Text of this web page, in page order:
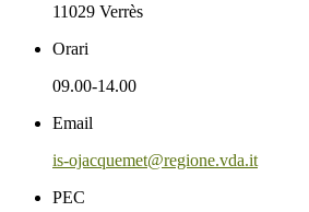
11029 Verrès
Orari
09.00-14.00
Email
is-ojacquemet@regione.vda.it
PEC